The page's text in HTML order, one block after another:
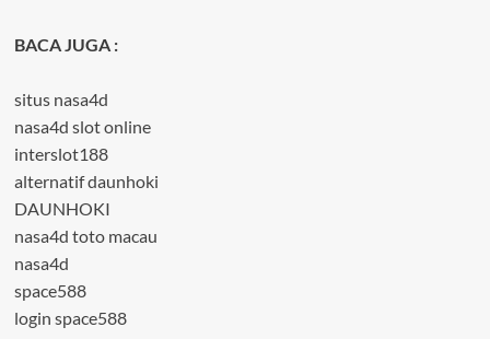
BACA JUGA :
situs nasa4d
nasa4d slot online
interslot188
alternatif daunhoki
DAUNHOKI
nasa4d toto macau
nasa4d
space588
login space588